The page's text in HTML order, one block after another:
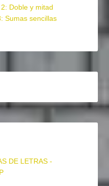
Doble y mitad
Sumas sencillas
DE LETRAS -